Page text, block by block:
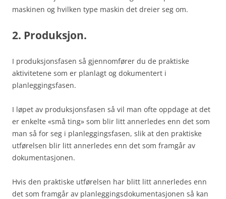
maskinen og hvilken type maskin det dreier seg om.
2. Produksjon.
I produksjonsfasen så gjennomfører du de praktiske
aktivitetene som er planlagt og dokumentert i
planleggingsfasen.
I løpet av produksjonsfasen så vil man ofte oppdage at det
er enkelte «små ting» som blir litt annerledes enn det som
man så for seg i planleggingsfasen, slik at den praktiske
utførelsen blir litt annerledes enn det som framgår av
dokumentasjonen.
Hvis den praktiske utførelsen har blitt litt annerledes enn
det som framgår av planleggingsdokumentasjonen så kan